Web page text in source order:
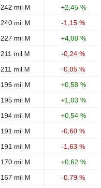
242 mil M
+2,45 %
240 mil M
-1,15 %
227 mil M
+4,08 %
211 mil M
-0,24 %
211 mil M
-0,05 %
196 mil M
+0,58 %
195 mil M
+1,03 %
194 mil M
+0,54 %
191 mil M
-0,60 %
191 mil M
-1,63 %
170 mil M
+0,62 %
167 mil M
-0,79 %